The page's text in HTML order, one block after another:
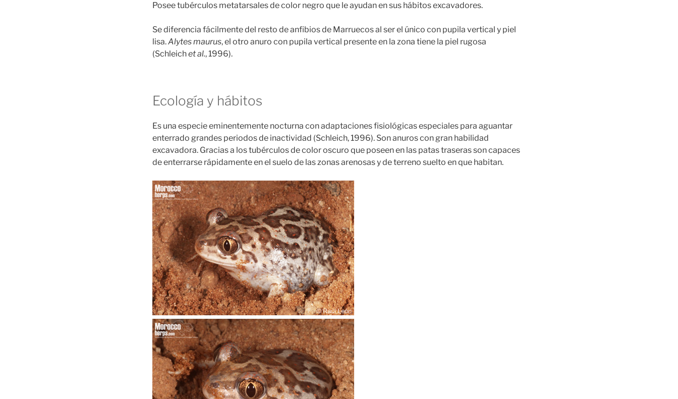
Posee tubérculos metatarsales de color negro que le ayudan en sus hábitos excavadores.
Se diferencia fácilmente del resto de anfibios de Marruecos al ser el único con pupila vertical y piel
lisa.Alytes maurus, el otro anuro con pupila vertical presente en la zona tiene la piel rugosa
(Schleichet al., 1996).
Ecología y hábitos
Es una especie eminentemente nocturna con adaptaciones fisiológicas especiales para aguantar
enterrado grandes periodos de inactividad (Schleich, 1996). Son anuros con gran habilidad
excavadora. Gracias a los tubérculos de color oscuro que poseen en las patas traseras son capaces
de enterrarse rápidamente en el suelo de las zonas arenosas y de terreno suelto en que habitan.